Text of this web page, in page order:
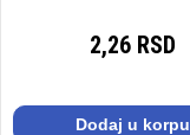
2,26 RSD
Dodaj u korpu